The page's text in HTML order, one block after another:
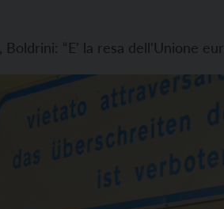
“E' la resa dell'Unione